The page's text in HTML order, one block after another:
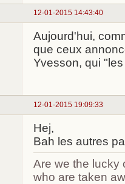
12-01-2015 14:43:40
Aujourd'hui,
que ceux
Yvesson, qui
12-01-2015 19:09:33
Hej,
Bah les autres
Are we the lucky
who are taken